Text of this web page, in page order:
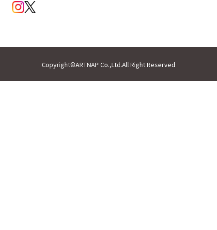
Copyright©ARTNAP Co.,Ltd.All Right Reserved